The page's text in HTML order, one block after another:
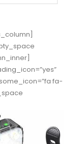
fa-